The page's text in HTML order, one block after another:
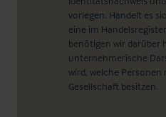
vorlegen. Handelt es
eine im
benötigen wir darüber
unternehmerische
wird, welche Personen
Gesellschaft besitzen.